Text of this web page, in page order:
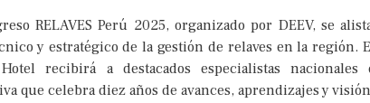
RELAVES Perú 2025, organizado por DEEV, se
y estratégico de la gestión de relaves en la región.
recibirá a destacados especialistas
que celebra diez años de avances, aprendizajes y